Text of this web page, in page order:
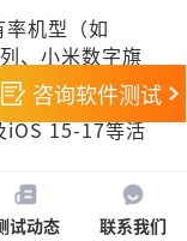
机型（如
、小米数字旗
iOS 15-17等活
、平板（iPad
咨询软件测试
试动态 联系我们